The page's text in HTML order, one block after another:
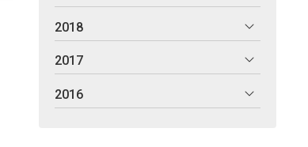
2018
2017
2016